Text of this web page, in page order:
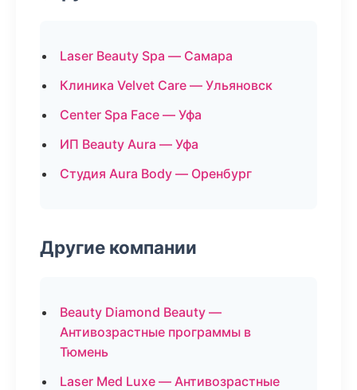
Laser Beauty Spa — Самара
Клиника Velvet Care — Ульяновск
Center Spa Face — Уфа
ИП Beauty Aura — Уфа
Студия Aura Body — Оренбург
Другие компании
Beauty Diamond Beauty —
Антивозрастные программы в
Тюмень
Laser Med Luxe — Антивозрастные